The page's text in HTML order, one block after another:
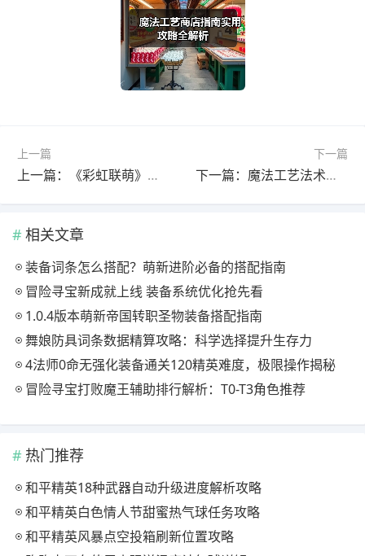
上一篇
上一篇：《彩虹联萌》新手必看！开荒全攻略：职业选择与资源管理技巧详解
下一篇
下一篇：魔法工艺法术遗物套装推荐！新手如何快速成型？
相关文章
装备词条怎么搭配？萌新进阶必备的搭配指南
冒险寻宝新成就上线 装备系统优化抢先看
1.0.4版本萌新帝国转职圣物装备搭配指南
舞娘防具词条数据精算攻略：科学选择提升生存力
4法师0命无强化装备通关120精英难度，极限操作揭秘
冒险寻宝打败魔王辅助排行解析：T0-T3角色推荐
热门推荐
和平精英18种武器自动升级进度解析攻略
和平精英白色情人节甜蜜热气球任务攻略
和平精英风暴点空投箱刷新位置攻略